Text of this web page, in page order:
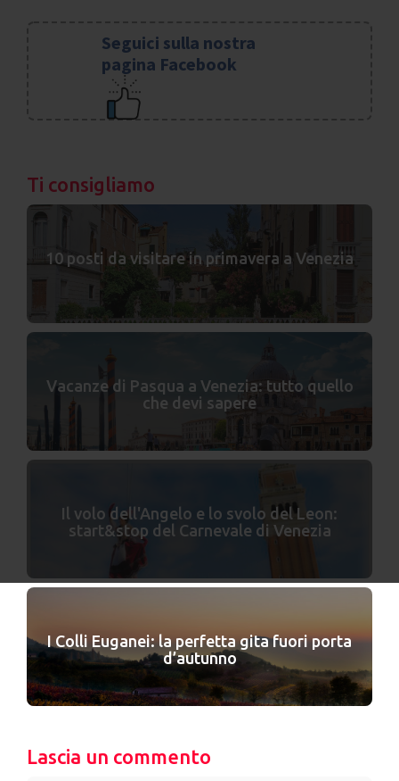
Seguici sulla nostra
pagina Facebook
Ti consigliamo
10 posti da visitare in primavera a Venezia
Vacanze di Pasqua a Venezia: tutto quello
che devi sapere
Il volo dell'Angelo e lo svolo del Leon:
start&stop del Carnevale di Venezia
I Colli Euganei: la perfetta gita fuori porta
d’autunno
Lascia un commento